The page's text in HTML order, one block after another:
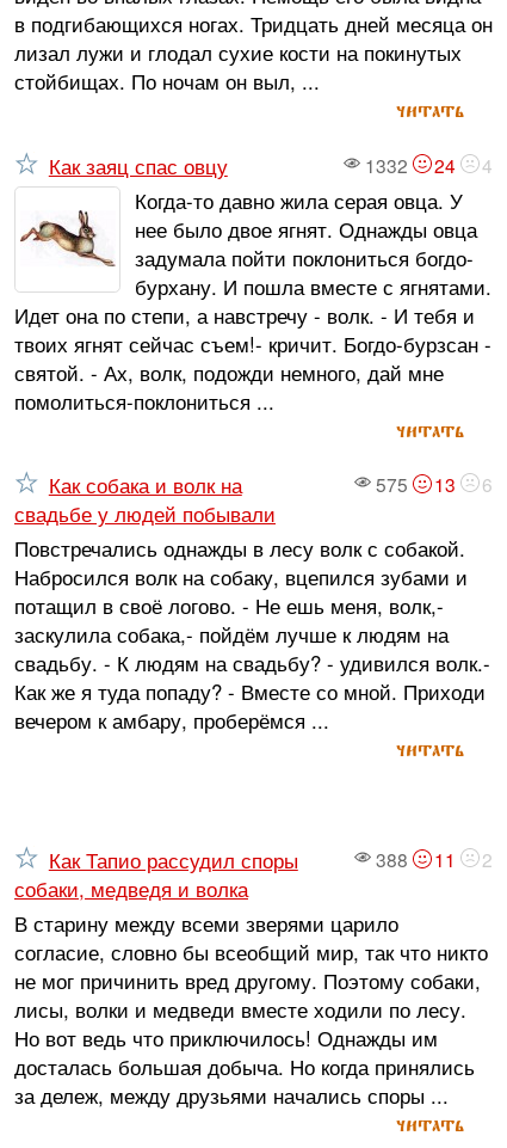
в подгибающихся ногах. Тридцать дней месяца он
лизал лужи и глодал сухие кости на покинутых
стойбищах. По ночам он выл, ...
читать
1332 24 4
Как заяц спас овцу
Когда-то давно жила серая овца. У
нее было двое ягнят. Однажды овца
задумала пойти поклониться богдо-
бурхану. И пошла вместе с ягнятами.
Идет она по степи, а навстречу - волк. - И тебя и
твоих ягнят сейчас съем!- кричит. Богдо-бурзсан -
святой. - Ах, волк, подожди немного, дай мне
помолиться-поклониться ...
читать
575 13 6
Как собака и волк на
свадьбе у людей побывали
Повстречались однажды в лесу волк с собакой.
Набросился волк на собаку, вцепился зубами и
потащил в своё логово. - Не ешь меня, волк,-
заскулила собака,- пойдём лучше к людям на
свадьбу. - К людям на свадьбу? - удивился волк.-
Как же я туда попаду? - Вместе со мной. Приходи
вечером к амбару, проберёмся ...
читать
388 11 2
Как Тапио рассудил споры
собаки, медведя и волка
В старину между всеми зверями царило
согласие, словно бы всеобщий мир, так что никто
не мог причинить вред другому. Поэтому собаки,
лисы, волки и медведи вместе ходили по лесу.
Но вот ведь что приключилось! Однажды им
досталась большая добыча. Но когда принялись
за дележ, между друзьями начались споры ...
читать